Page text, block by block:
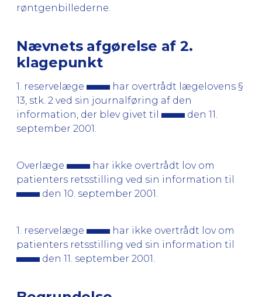
røntgenbillederne.
Nævnets afgørelse af 2.
klagepunkt
1. reservelæge
har overtrådt lægelovens §
13, stk. 2 ved sin journalføring af den
information, der blev givet til
den 11.
september 2001.
Overlæge
har ikke overtrådt lov om
patienters retsstilling ved sin information til
den 10. september 2001.
1. reservelæge
har ikke overtrådt lov om
patienters retsstilling ved sin information til
den 11. september 2001.